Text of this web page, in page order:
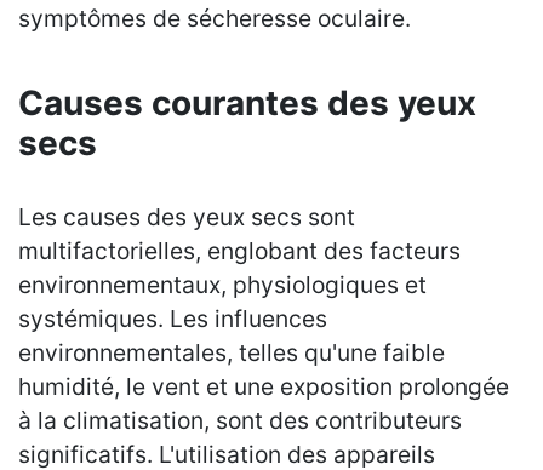
symptômes de sécheresse oculaire.
Causes courantes des yeux
secs
Les causes des yeux secs sont
multifactorielles, englobant des facteurs
environnementaux, physiologiques et
systémiques. Les influences
environnementales, telles qu'une faible
humidité, le vent et une exposition prolongée
à la climatisation, sont des contributeurs
significatifs. L'utilisation des appareils